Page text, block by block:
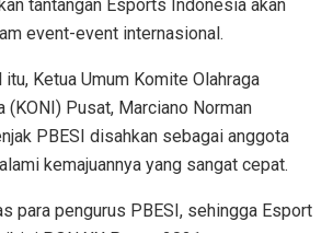
tantangan Esports Indonesia akan
event-event internasional.
itu, Ketua Umum Komite Olahraga
(KONI) Pusat, Marciano Norman
PBESI disahkan sebagai anggota
kemajuannya yang sangat cepat.
para pengurus PBESI, sehingga Esport